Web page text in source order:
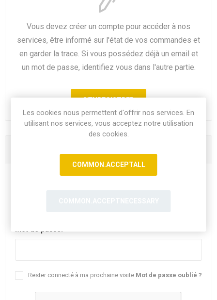
Vous devez créer un compte pour accéder à nos
services, être informé sur l'état de vos commandes et
en garder la trace. Si vous possédez déjà un email et
un mot de passe, identifiez vous dans l'autre partie.
Mot de passe:
Mot de passe oublié ?
Rester connecté à ma prochaine visite.
Les cookies nous permettent d'offrir nos services. En
utilisant nos services, vous acceptez notre utilisation
des cookies.
COMMON.ACCEPTALL